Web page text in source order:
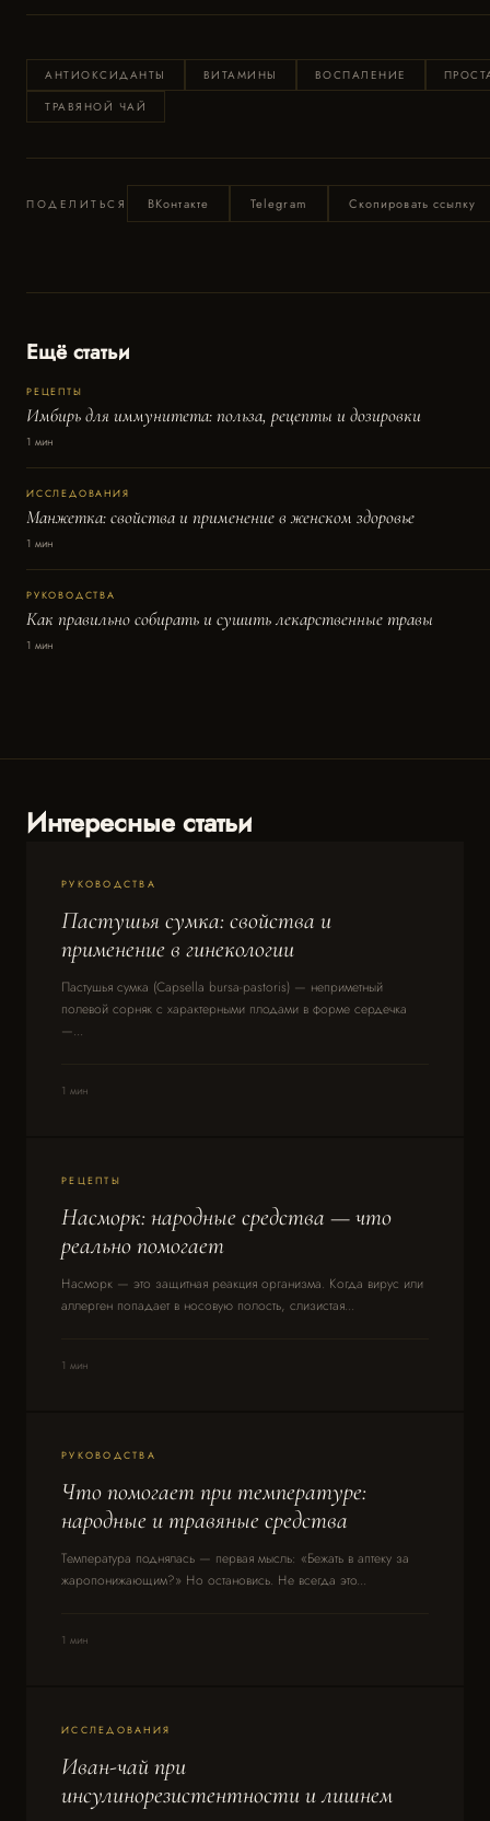
АНТИОКСИДАНТЫ ВИТАМИНЫ ВОСПАЛЕНИЕ
ТРАВЯНОЙ ЧАЙ
ПОДЕЛИТЬСЯ ВКонтакте Telegram Скопировать ссылку
Ещё статьи
РЕЦЕПТЫ
Имбирь для иммунитета: польза, рецепты и дозировки
1 мин
ИССЛЕДОВАНИЯ
Манжетка: свойства и применение в женском здоровье
1 мин
РУКОВОДСТВА
Как правильно собирать и сушить лекарственные травы
1 мин
Интересные статьи
РУКОВОДСТВА
Пастушья сумка: свойства и
применение в гинекологии
Пастушья сумка (Capsella bursa-pastoris) — неприметный
полевой сорняк с характерными плодами в форме сердечка
—...
1 мин
РЕЦЕПТЫ
Насморк: народные средства — что
реально помогает
Насморк — это защитная реакция организма. Когда вирус или
аллерген попадает в носовую полость, слизистая...
1 мин
РУКОВОДСТВА
Что помогает при температуре:
народные и травяные средства
Температура поднялась — первая мысль: «Бежать в аптеку за
жаропонижающим?» Но остановись. Не всегда это...
1 мин
ИССЛЕДОВАНИЯ
Иван-чай при
инсулинорезистентности и лишнем